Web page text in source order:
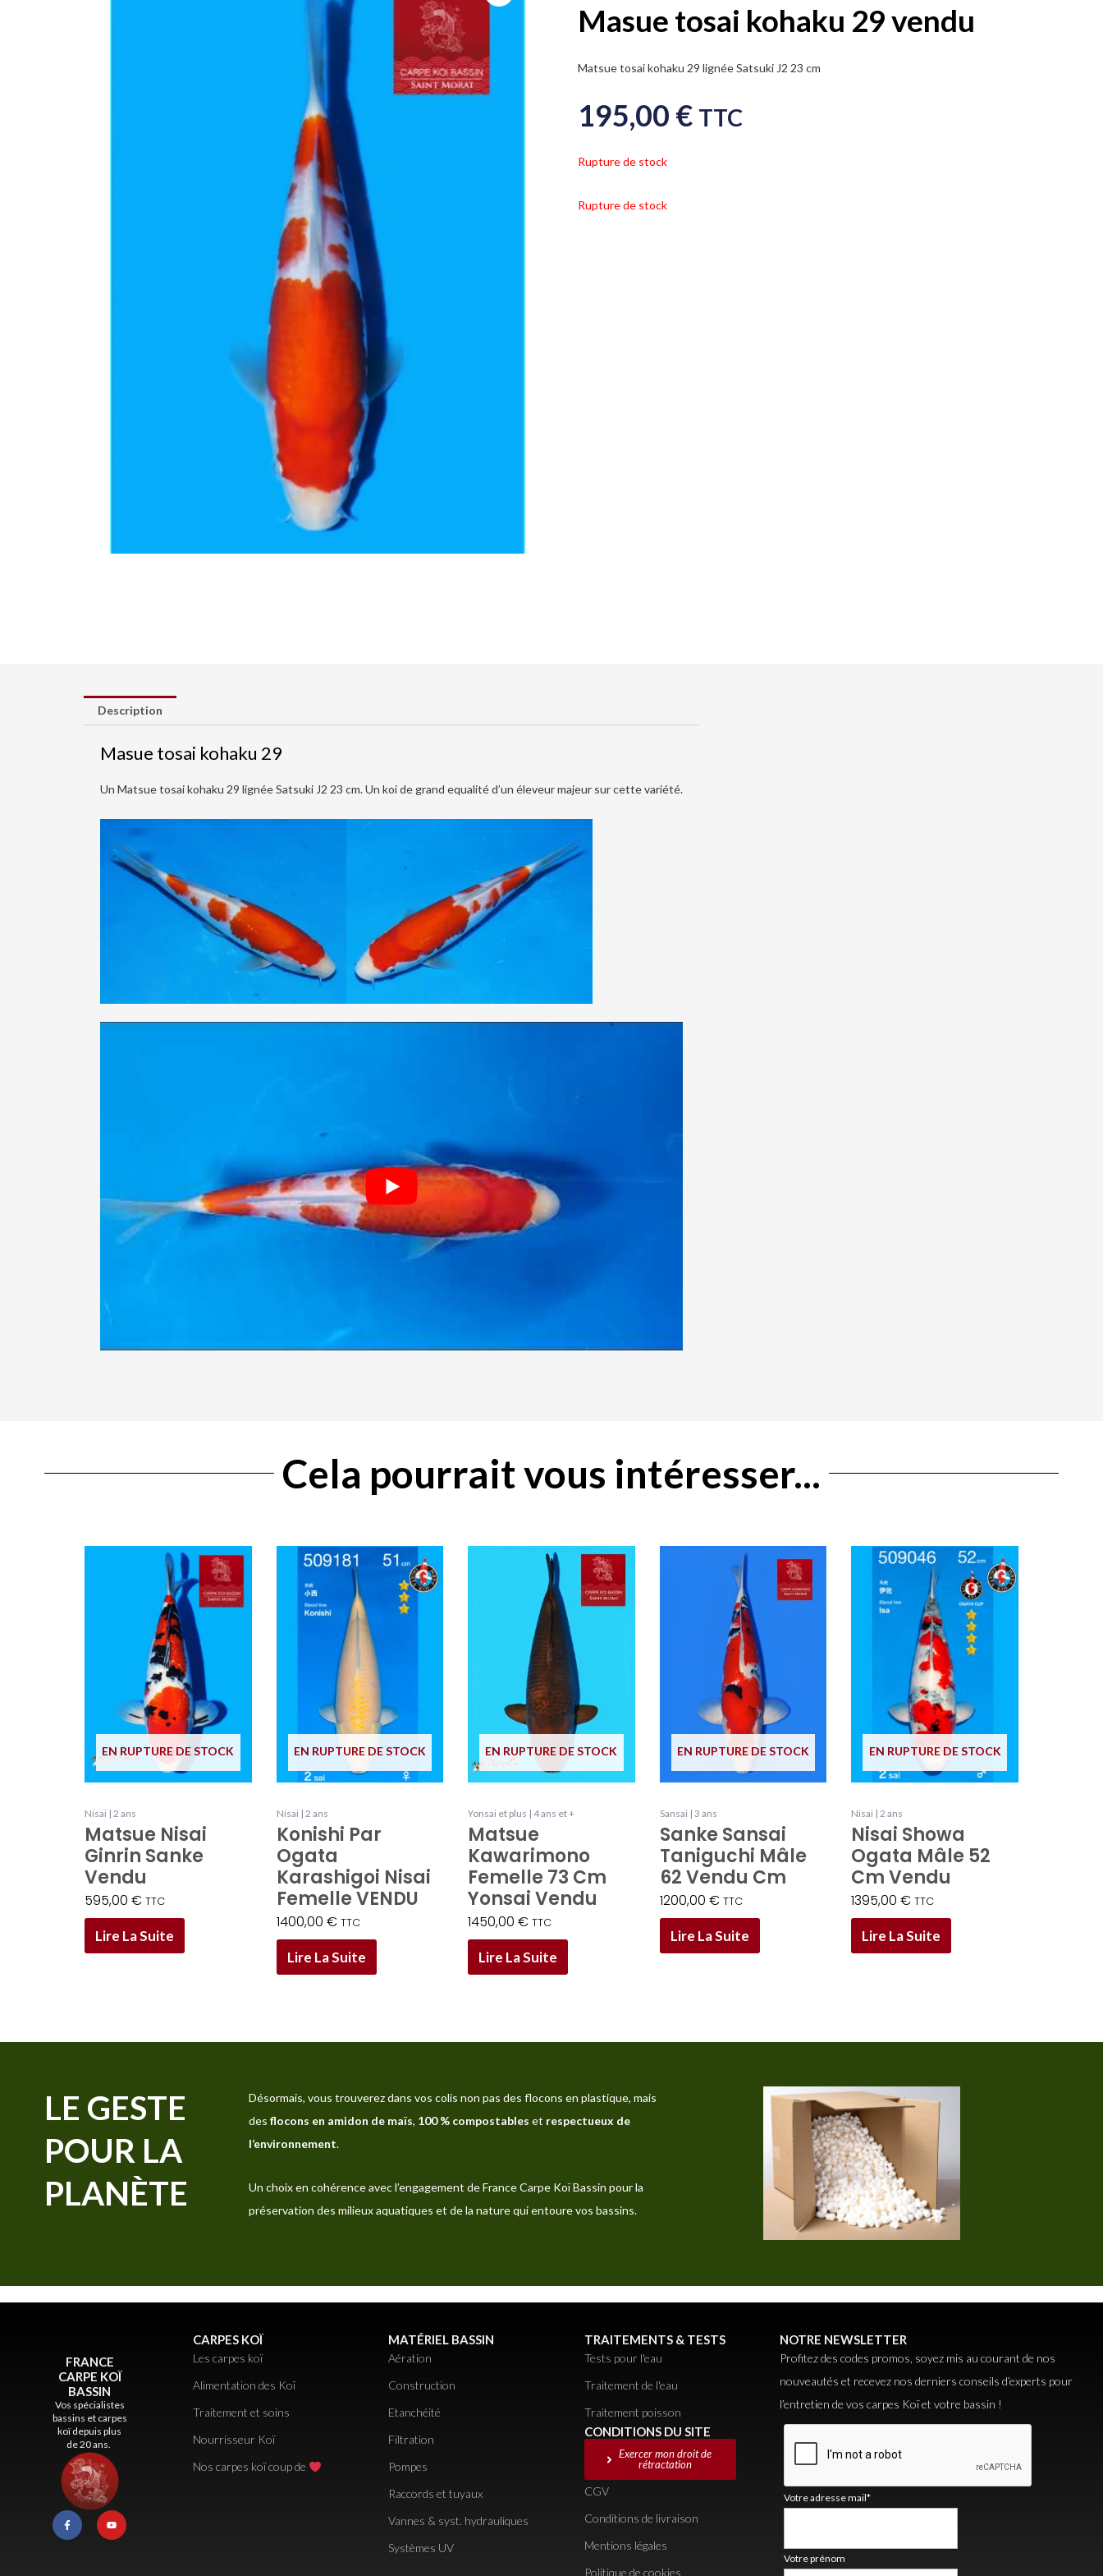
Masue tosai kohaku 29 vendu
Matsue tosai kohaku 29 lignée Satsuki J2 23 cm
195,00 € TTC
Rupture de stock
Rupture de stock
Description
Masue tosai kohaku 29
Un Matsue tosai kohaku 29 lignée Satsuki J2 23 cm. Un koi de grand equalité d’un éleveur majeur sur cette variété.
Cela pourrait vous intéresser...
EN RUPTURE DE STOCK
Nisai | 2 ans
Matsue Nisai
Ginrin Sanke
Vendu
595,00€ TTC
Lire La Suite
EN RUPTURE DE STOCK
Nisai | 2 ans
Konishi Par
Ogata
Karashigoi Nisai
Femelle VENDU
1400,00 € TTC
Lire La Suite
EN RUPTURE DE STOCK
Yonsai et plus | 4 ans et +
Matsue
Kawarimono
Femelle 73 Cm
Yonsai Vendu
1450,00€ TTC
Lire La Suite
EN RUPTURE DE STOCK
Sansai | 3 ans
Sanke Sansai
Taniguchi Mâle
62 Vendu Cm
1200,00 € TTC
Lire La Suite
EN RUPTURE DE STOCK
Nisai | 2 ans
Nisai Showa
Ogata Mâle 52
Cm Vendu
1395,00€ TTC
Lire La Suite
LE GESTE
POUR LA
PLANÈTE
Désormais, vous trouverez dans vos colis non pas des flocons en plastique, mais
desflocons en amidon de maïs, 100 % compostables et respectueux de
l’environnement.
Un choix en cohérence avec l’engagement de France Carpe Koï Bassin pour la
préservation des milieux aquatiques et de la nature qui entoure vos bassins.
FRANCE
CARPE KOÏ
BASSIN
Vos spécialistes
bassins et carpes
koï depuis plus
de 20 ans.
F
a
c
e
Y
o
t
CARPES KOÏ
Les carpes koï
Alimentation des Koï
Traitement et soins
Nourrisseur Koï
Nos carpes koï coup de
MATÉRIEL BASSIN
Aération
Construction
Etanchéité
Filtration
Pompes
Raccords et tuyaux
Vannes & syst. hydrauliques
Systèmes UV
TRAITEMENTS & TESTS
Tests pour l'eau
Traitement de l'eau
Traitement poisson
CONDITIONS DU SITE
Exercer mon droit de
rétractation
CGV
Conditions de livraison
Mentions légales
Politique de cookies
NOTRE NEWSLETTER
Profitez des codes promos, soyez mis au courant de nos
nouveautés et recevez nos derniers conseils d’experts pour
l’entretien de vos carpes Koï et votre bassin !
Votre adresse mail*
Votre prénom